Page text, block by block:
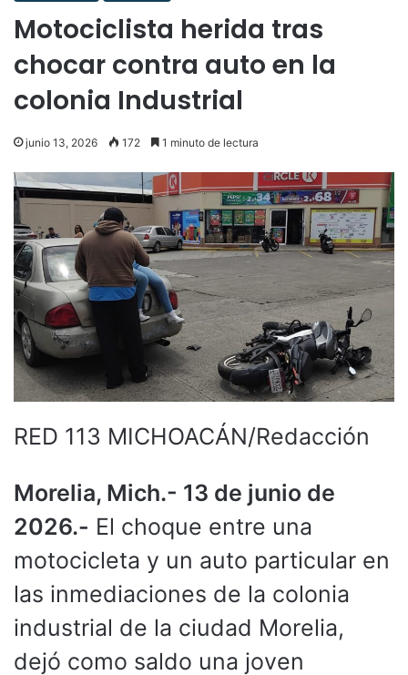
Motociclista herida tras
chocar contra auto en la
colonia Industrial
junio 13, 2026 172 1 minuto de lectura
RED 113 MICHOACÁN/Redacción
Morelia, Mich.- 13 de junio de
2026.- El choque entre una
motocicleta y un auto particular en
las inmediaciones de la colonia
industrial de la ciudad Morelia,
dejó como saldo una joven